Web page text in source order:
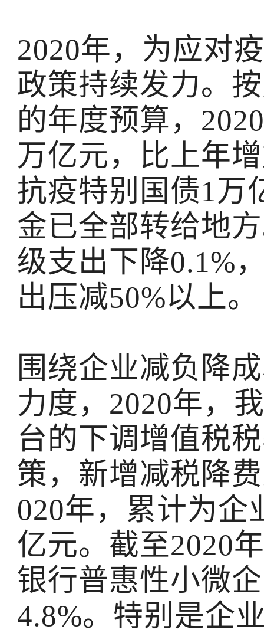
2020年，为应对
政策持续发力。
的年度预算，
万亿元，比上年
抗疫特别国债1万
金已全部转给地
级支出下降0.1%
出压减50%以上。
围绕企业减负降
力度，2020年，
台的下调增值税
策，新增减税降
020年，累计为企
亿元。截至2020
银行普惠性小微
4.8%。特别是企